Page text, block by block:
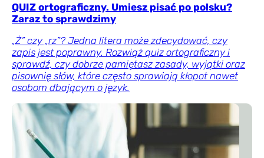
QUIZ ortograficzny. Umiesz pisać po polsku?
Zaraz to sprawdzimy
„Ż” czy „rz”? Jedna litera może zdecydować, czy
zapis jest poprawny. Rozwiąż quiz ortograficzny i
sprawdź, czy dobrze pamiętasz zasady, wyjątki oraz
pisownię słów, które często sprawiają kłopot nawet
osobom dbającym o język.